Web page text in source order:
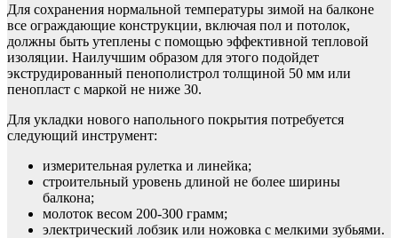
Для сохранения нормальной температуры зимой на балконе
все ограждающие конструкции, включая пол и потолок,
должны быть утеплены с помощью эффективной тепловой
изоляции. Наилучшим образом для этого подойдет
экструдированный пенополистрол толщиной 50 мм или
пенопласт с маркой не ниже 30.
Для укладки нового напольного покрытия потребуется
следующий инструмент:
измерительная рулетка и линейка;
строительный уровень длиной не более ширины
балкона;
молоток весом 200-300 грамм;
электрический лобзик или ножовка с мелкими зубьями.